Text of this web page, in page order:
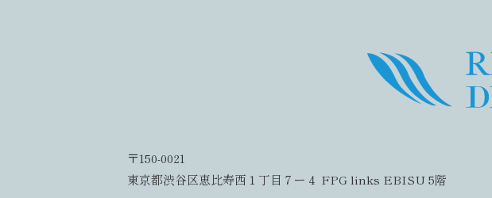
〒150-0021
東京都渋谷区恵比寿西１丁目７ー４ FPG links EBISU 5階